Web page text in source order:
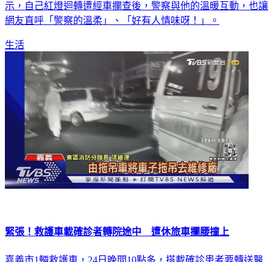
示，自己紅燈迴轉遭經車攔查後，警察與他的溫暖互動，也讓
網友直呼「警察的溫柔」、「好有人情味呀！」。
生活
緊張！救護車載確診者轉院途中 遭休旅車攔腰撞上
嘉義市1輛救護車，24日晚間10點多，搭載確診患者要轉送醫